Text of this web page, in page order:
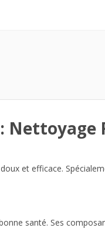
Nettoyage
et efficace.
santé. Ses